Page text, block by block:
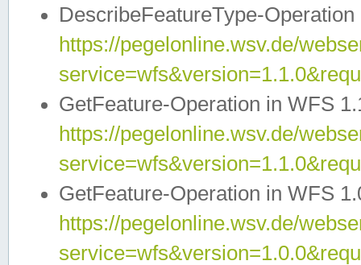
DescribeFeatureType-
https://pegelonline.wsv.de/
GetFeature-Operation in WFS
https://pegelonline.wsv.de/
GetFeature-Operation in WFS
https://pegelonline.wsv.de/